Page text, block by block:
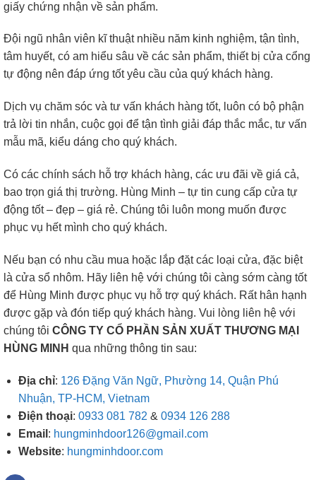
giấy chứng nhận về sản phẩm.
Đội ngũ nhân viên kĩ thuật nhiều năm kinh nghiệm, tận tình,
tâm huyết, có am hiểu sâu về các sản phẩm, thiết bị cửa cổng
tự động nên đáp ứng tốt yêu cầu của quý khách hàng.
Dịch vụ chăm sóc và tư vấn khách hàng tốt, luôn có bộ phận
trả lời tin nhắn, cuộc gọi để tận tình giải đáp thắc mắc, tư vấn
mẫu mã, kiểu dáng cho quý khách.
Có các chính sách hỗ trợ khách hàng, các ưu đãi về giá cả,
bao trọn giá thị trường. Hùng Minh – tự tin cung cấp cửa tự
động tốt – đẹp – giá rẻ. Chúng tôi luôn mong muốn được
phục vụ hết mình cho quý khách.
Nếu bạn có nhu cầu mua hoặc lắp đặt các loại cửa, đặc biệt
là cửa sổ nhôm. Hãy liên hệ với chúng tôi càng sớm càng tốt
để Hùng Minh được phục vụ hỗ trợ quý khách. Rất hân hạnh
được gặp và đón tiếp quý khách hàng. Vui lòng liên hệ với
chúng tôi CÔNG TY CỔ PHẦN SẢN XUẤT THƯƠNG MẠI
HÙNG MINH qua những thông tin sau:
Địa chỉ: 126 Đặng Văn Ngữ, Phường 14, Quận Phú
Nhuận, TP-HCM, Vietnam
Điện thoại: 0933 081 782 & 0934 126 288
Email : hungminhdoor126@gmail.com
Website: hungminhdoor.com